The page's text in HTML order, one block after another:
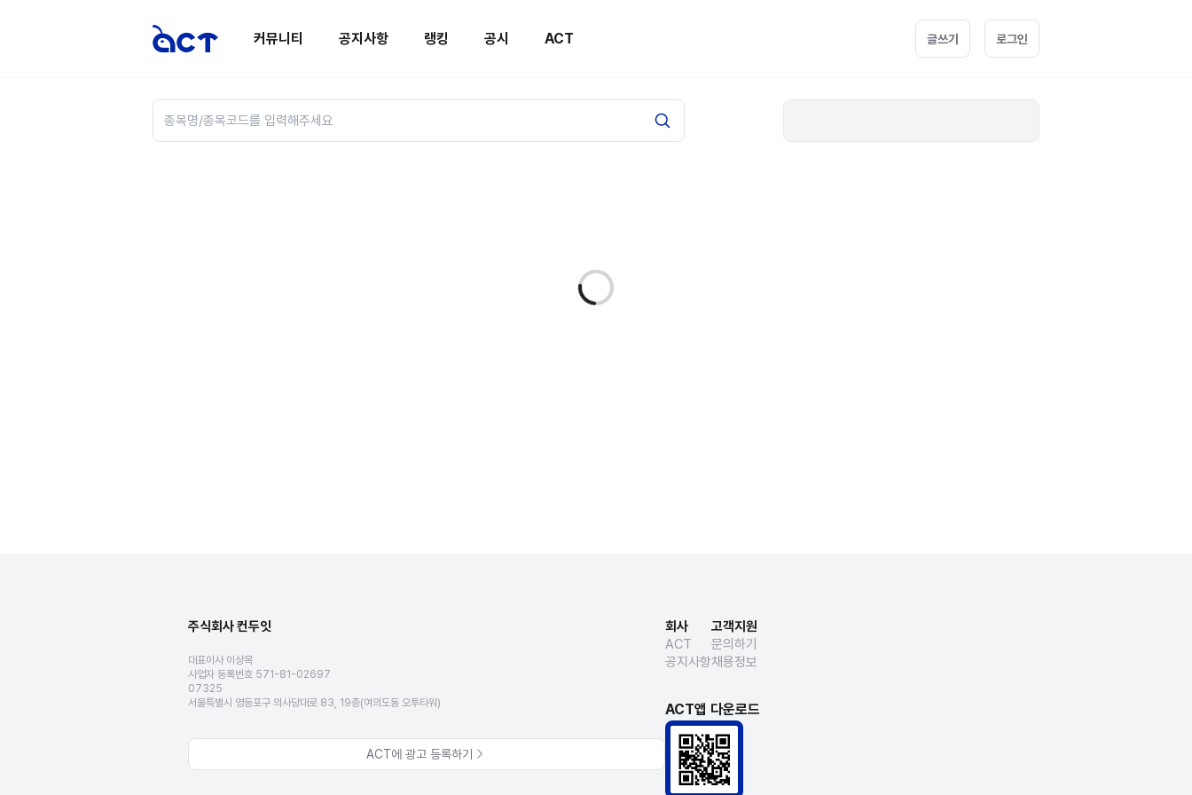
커뮤니티 공지사항 랭킹 공시 ACT 글쓰기 로그인
주식회사 컨두잇
대표이사 이상목
사업자 등록번호 571-81-02697
07325
서울특별시 영등포구 의사당대로 83, 19층(여의도동 오투타워)
ACT에 광고 등록하기
회사
ACT
공지사항
고객지원
문의하기
채용정보
ACT앱 다운로드